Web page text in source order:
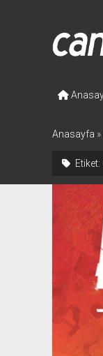
Anasayfa »
Etiket: